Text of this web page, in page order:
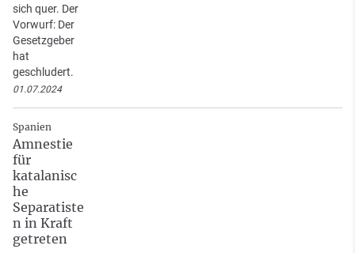
sich quer. Der
Vorwurf: Der
Gesetzgeber
hat
geschludert.
01.07.2024
Spanien
Amnestie
für
katalanisc
he
Separatiste
n in Kraft
getreten